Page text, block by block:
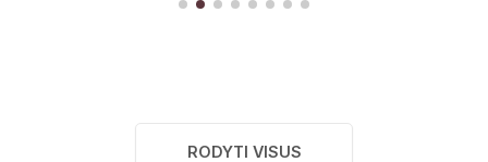
RODYTI VISUS